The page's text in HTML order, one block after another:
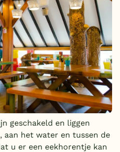
geschakeld en liggen
aan het water en tussen de
u er een eekhorentje kan